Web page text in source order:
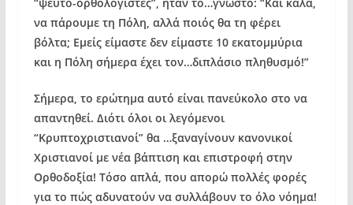
να πάρουμε τη Πόλη, αλλά ποιός θα τη φέρει
βόλτα; Εμείς είμαστε δεν είμαστε 10 εκατομμύρια
και η Πόλη σήμερα έχει τον…διπλάσιο πληθυσμό!”
Σήμερα, το ερώτημα αυτό είναι πανεύκολο στο να
απαντηθεί. Διότι όλοι οι λεγόμενοι
“Κρυπτοχριστιανοί” θα …ξαναγίνουν κανονικοί
Χριστιανοί με νέα βάπτιση και επιστροφή στην
Ορθοδοξία! Τόσο απλά, που απορώ πολλές φορές
για το πώς αδυνατούν να συλλάβουν το όλο νόημα!